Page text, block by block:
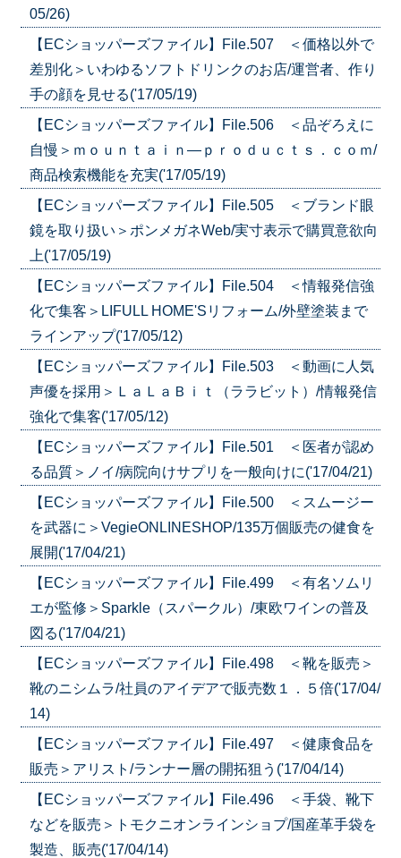
05/26)
【ECショッパーズファイル】File.507 ＜価格以外で
差別化＞いわゆるソフトドリンクのお店/運営者、作り
手の顔を見せる('17/05/19)
【ECショッパーズファイル】File.506 ＜品ぞろえに
自慢＞ｍｏｕｎｔａｉｎ―ｐｒｏｄｕｃｔｓ．ｃｏｍ/
商品検索機能を充実('17/05/19)
【ECショッパーズファイル】File.505 ＜ブランド眼
鏡を取り扱い＞ポンメガネWeb/実寸表示で購買意欲向
上('17/05/19)
【ECショッパーズファイル】File.504 ＜情報発信強
化で集客＞LIFULL HOME'Sリフォーム/外壁塗装まで
ラインアップ('17/05/12)
【ECショッパーズファイル】File.503 ＜動画に人気
声優を採用＞ＬａＬａＢｉｔ（ララビット）/情報発信
強化で集客('17/05/12)
【ECショッパーズファイル】File.501 ＜医者が認め
る品質＞ノイ/病院向けサプリを一般向けに('17/04/21)
【ECショッパーズファイル】File.500 ＜スムージー
を武器に＞VegieONLINESHOP/135万個販売の健食を
展開('17/04/21)
【ECショッパーズファイル】File.499 ＜有名ソムリ
エが監修＞Sparkle（スパークル）/東欧ワインの普及
図る('17/04/21)
【ECショッパーズファイル】File.498 ＜靴を販売＞
靴のニシムラ/社員のアイデアで販売数１．５倍('17/04/
14)
【ECショッパーズファイル】File.497 ＜健康食品を
販売＞アリスト/ランナー層の開拓狙う('17/04/14)
【ECショッパーズファイル】File.496 ＜手袋、靴下
などを販売＞トモクニオンラインショプ/国産革手袋を
製造、販売('17/04/14)